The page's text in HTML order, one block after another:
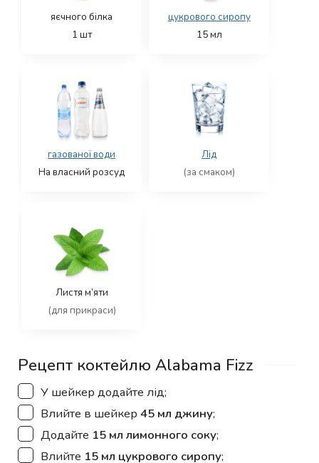
яєчного білка
1 шт
цукрового сиропу
15мл
газованої води
На власний розсуд
Лід
(за смаком)
Листя м’яти
(для прикраси)
Рецепт коктейлю Alabama Fizz
▢
У шейкер додайте лід;
▢
Влийте в шейкер 45 мл джину;
▢
Додайте 15 мл лимонного соку;
▢
Влийте 15 мл цукрового сиропу;